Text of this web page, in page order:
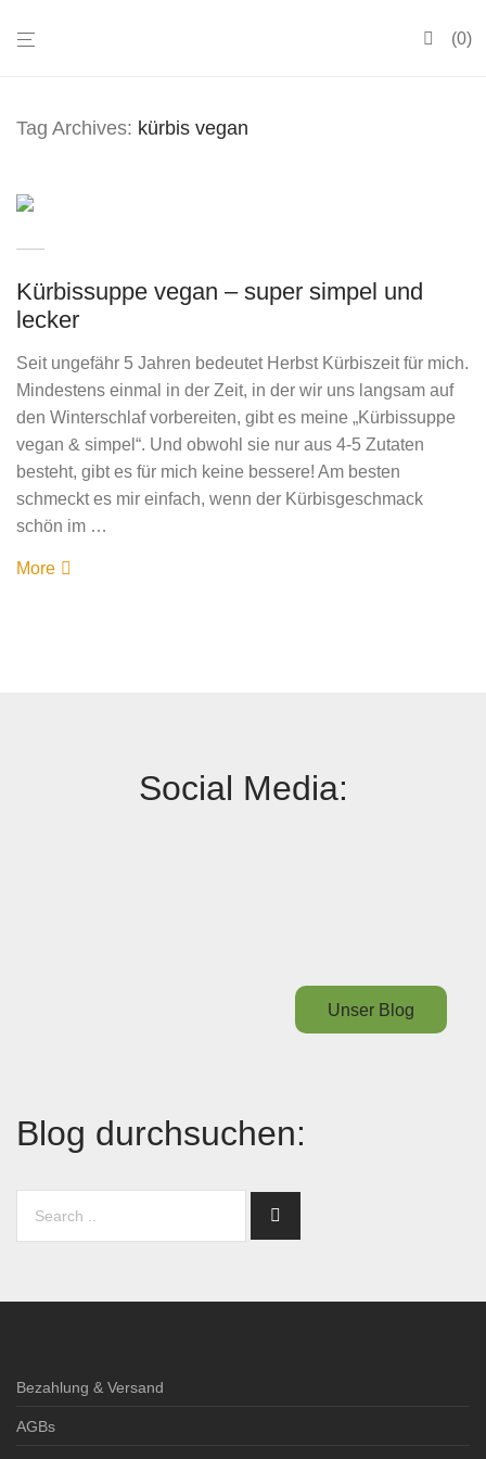
0
Tag Archives: kürbis vegan
Kürbissuppe vegan – super simpel und
lecker
Seit ungefähr 5 Jahren bedeutet Herbst Kürbiszeit für mich.
Mindestens einmal in der Zeit, in der wir uns langsam auf
den Winterschlaf vorbereiten, gibt es meine „Kürbissuppe
vegan & simpel“. Und obwohl sie nur aus 4-5 Zutaten
besteht, gibt es für mich keine bessere! Am besten
schmeckt es mir einfach, wenn der Kürbisgeschmack
schön im …
More
Social Media:
Unser Blog
Blog durchsuchen:
Bezahlung & Versand
AGBs